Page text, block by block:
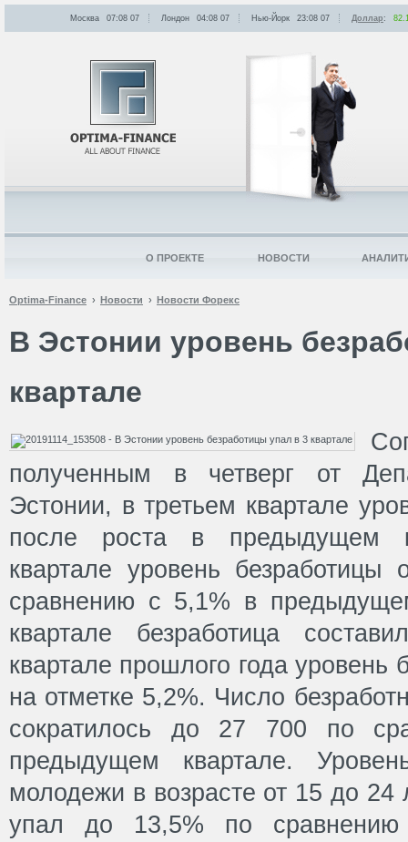
Optima-Finance Новости Новости Форекс
В Эстонии уровень
квартале
полученным в четверг от
Эстонии, в третьем квартале
после роста в предыдущем
квартале уровень
сравнению с 5,1% в
квартале безработица
квартале прошлого года уровень
на отметке 5,2%. Число
сократилось до 27 700 по
предыдущем квартале.
молодежи в возрасте от 15 до 24
упал до 13,5% по
Москва 07:08 07 Лондон 04:08 07 Нью-Йорк 23:08 07 Доллар:
О ПРОЕКТЕ НОВОСТИ